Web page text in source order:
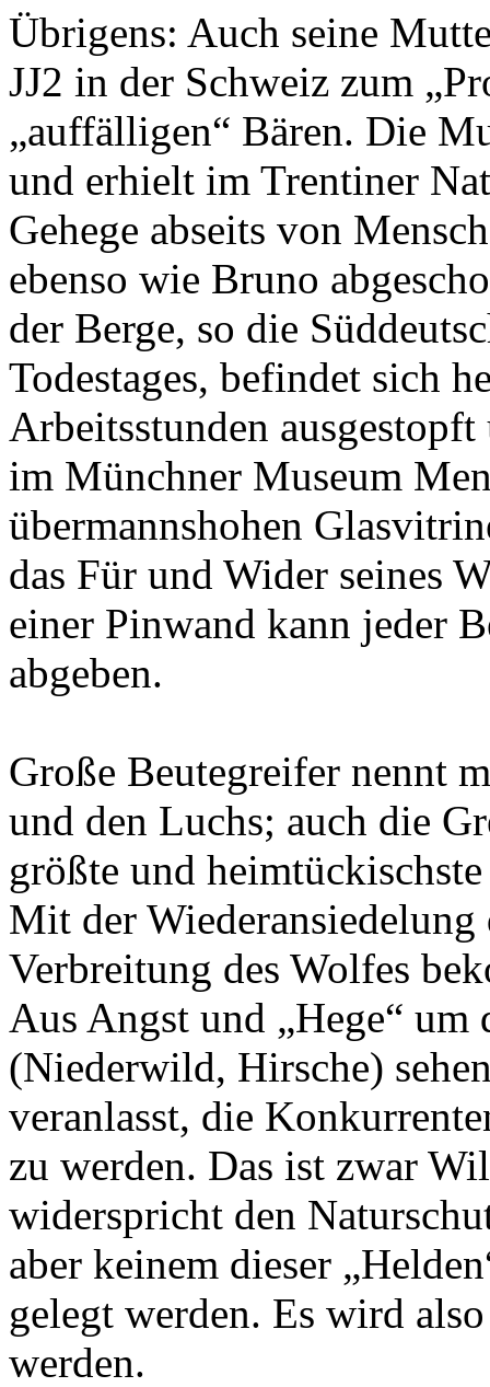
Übrigens: Auch seine
JJ2 in der Schweiz zum
„auffälligen“ Bären. Die
und erhielt im Trentiner
Gehege abseits von
ebenso wie Bruno
der Berge, so die
Todestages, befindet sich
Arbeitsstunden
im Münchner Museum
übermannshohen
das Für und Wider seines
einer Pinwand kann jeder
abgeben.
Große Beutegreifer nennt
und den Luchs; auch die
größte und
Mit der Wiederansiedelung
Verbreitung des Wolfes
Aus Angst und „Hege“ um
(Niederwild, Hirsche)
veranlasst, die
zu werden. Das ist zwar
widerspricht den
aber keinem dieser
gelegt werden. Es wird
werden.